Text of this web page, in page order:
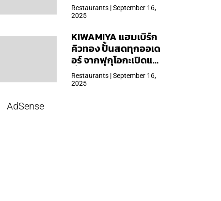
Restaurants | September 16,
2025
KIWAMIYA แฮมเบิร์ก
คิวทอง ปั้นสดทุกออเด
อร์ จากฟุกุโอกะเปิดแล้ว
ที่ Central Park
Restaurants | September 16,
2025
AdSense